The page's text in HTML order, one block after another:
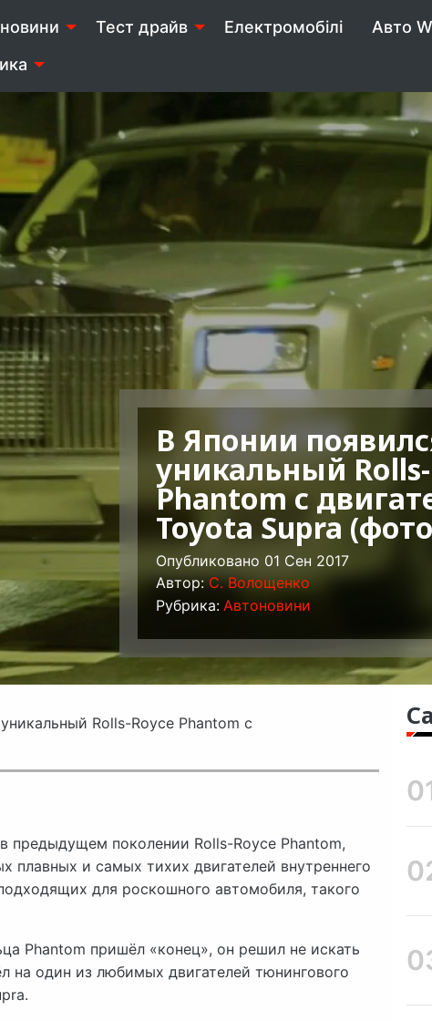
Тест драйв Електромобілі Авто
В Японии
уникальный
Phantom с
Toyota Supra
Опубликовано 01 Сен 2017
Автор:C. Волощенко
Рубрика: Автоновини
Rolls-Royce Phantom с
предыдущем поколении Rolls-Royce Phantom,
плавных и самых тихих двигателей внутреннего
для роскошного автомобиля, такого
Phantom пришёл «конец», он решил не искать
на один из любимых двигателей тюнингового